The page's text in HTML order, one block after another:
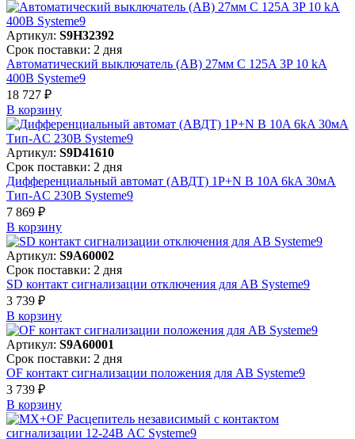
Артикул: S9H32392
Срок поставки: 2 дня
Автоматический выключатель (АВ) 27мм C 125A 3P 10 kA
400В Systeme9
18 727 ₽
В корзинy
Артикул: S9D41610
Срок поставки: 2 дня
Дифференциальный автомат (АВДТ) 1P+N B 10A 6kA 30мА
Тип-AC 230В Systeme9
7 869 ₽
В корзинy
Артикул: S9A60002
Срок поставки: 2 дня
SD контакт сигнализации отключения для АВ Systeme9
3 739 ₽
В корзинy
Артикул: S9A60001
Срок поставки: 2 дня
OF контакт сигнализации положения для АВ Systeme9
3 739 ₽
В корзинy